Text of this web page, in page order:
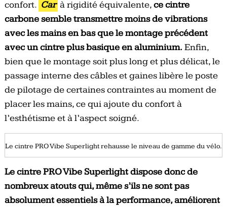
confort. Car à rigidité équivalente,ce cintre
carbone semble transmettre moins de vibrations
avec les mains en bas que le montage précédent
avec un cintre plus basique en aluminium.Enfin,
bien que le montage soit plus long et plus délicat, le
passage interne des câbles et gaines libère le poste
de pilotage de certaines contraintes au moment de
placer les mains, ce qui ajoute du confort à
l’esthétisme et à l’aspect soigné.
Le cintre PRO Vibe Superlight rehausse le niveau de gamme du vélo.
Le cintre PRO Vibe Superlight dispose donc de
nombreux atouts qui, même s’ils ne sont pas
absolument essentiels à la performance, améliorent